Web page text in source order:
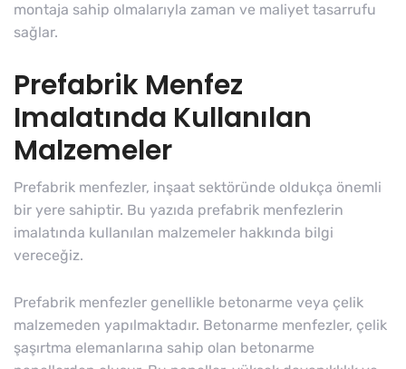
montaja sahip olmalarıyla zaman ve maliyet tasarrufu
sağlar.
Prefabrik Menfez
Imalatında Kullanılan
Malzemeler
Prefabrik menfezler, inşaat sektöründe oldukça önemli
bir yere sahiptir. Bu yazıda prefabrik menfezlerin
imalatında kullanılan malzemeler hakkında bilgi
vereceğiz.
Prefabrik menfezler genellikle betonarme veya çelik
malzemeden yapılmaktadır. Betonarme menfezler, çelik
şaşırtma elemanlarına sahip olan betonarme